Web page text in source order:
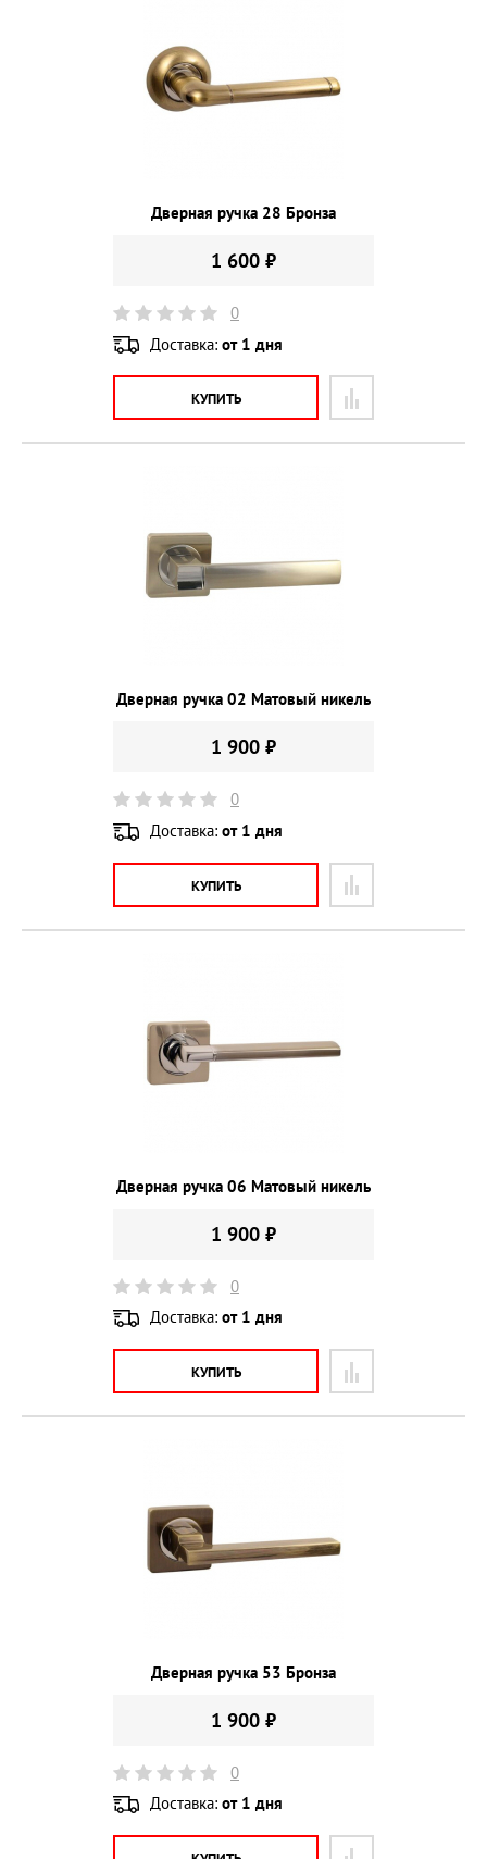
Дверная ручка 28 Бронза
1 600 ₽
0
Доставка: от 1 дня
КУПИТЬ
Дверная ручка 02 Матовый никель
1 900 ₽
0
Доставка: от 1 дня
КУПИТЬ
Дверная ручка 06 Матовый никель
1 900 ₽
0
Доставка: от 1 дня
КУПИТЬ
Дверная ручка 53 Бронза
1 900 ₽
0
Доставка: от 1 дня